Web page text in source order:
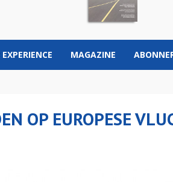
EXPERIENCE MAGAZINE
OP EUROPESE